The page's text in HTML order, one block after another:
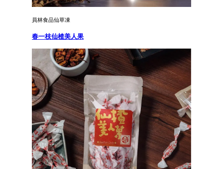
員林食品仙草凍
春一枝仙楂美人果